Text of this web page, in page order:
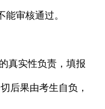
审核通过。
真实性负责，填报
后果由考生自负，